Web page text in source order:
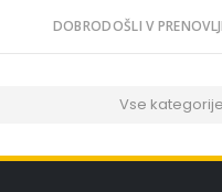
DOBRODOŠLI V
Vse kategorije